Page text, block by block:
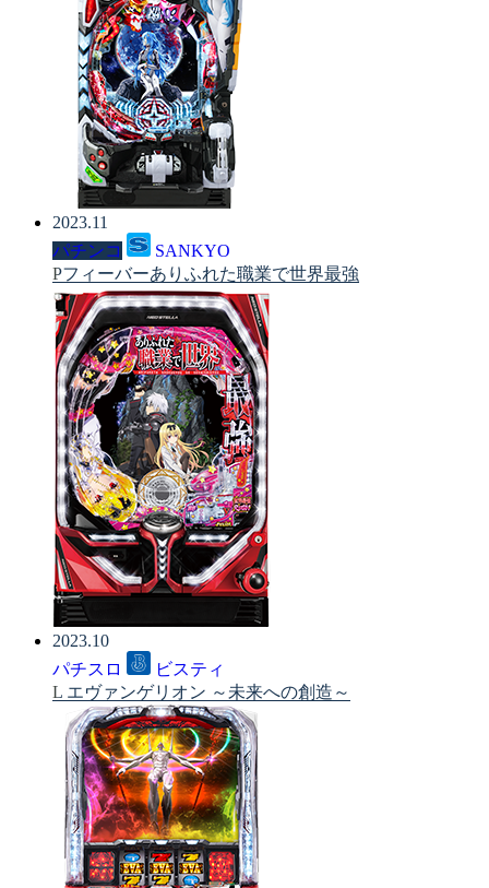
2023.11
パチンコ
SANKYO
Pフィーバーありふれた職業で世界最強
2023.10
パチスロ
ビスティ
L エヴァンゲリオン ～未来への創造～